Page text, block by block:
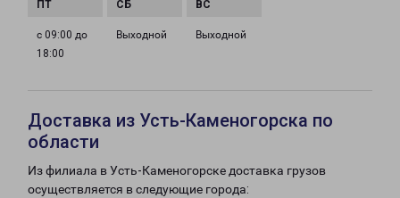
с 09:00 до
18:00
Выходной Выходной
Доставка из Усть-Каменогорска по
области
Из филиала в Усть-Каменогорске доставка грузов
осуществляется в следующие города: